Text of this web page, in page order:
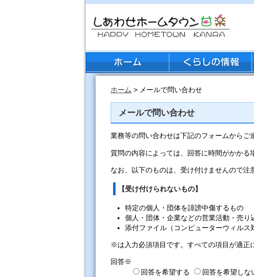
ホーム > メールで問い合わせ
メールで問い合わせ
業務等の問い合わせは下記のフォームからご
質問の内容によっては、回答に時間がかかる
なお、以下のものは、受け付けませんので注
【受け付けられないもの】
特定の個人・団体を誹謗中傷するもの
個人・団体・企業などの営業活動・売り
添付ファイル（コンピューターウィルス
※は入力必須項目です。すべての項目が適正
回答※
回答を希望する
回答を希望しな